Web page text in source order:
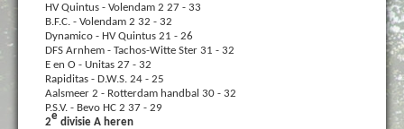
HV Quintus - Volendam 2 27 - 33
B.F.C. - Volendam 2 32 - 32
Dynamico - HV Quintus 21 - 26
DFS Arnhem - Tachos-Witte Ster 31 - 32
E en O - Unitas 27 - 32
Rapiditas - D.W.S. 24 - 25
Aalsmeer 2 - Rotterdam handbal 30 - 32
P.S.V. - Bevo HC 2 37 - 29
2e divisie A heren